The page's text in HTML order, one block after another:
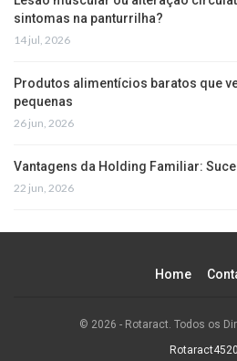
sintomas na panturrilha?
14 jul, 2026
Produtos alimentícios baratos que
pequenas
26 jun, 2026
Vantagens da Holding Familiar:
22 jun, 2026
Home
© 2026 - Rotaract. Todos os
Rotaract4520